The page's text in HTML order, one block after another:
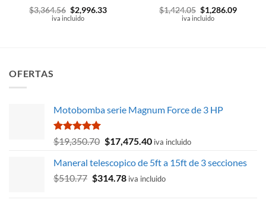
Valorado
con5de 5
$3,364.56 El
precio
$2,996.33El
iva incluido
Valorado
con5de 5
$1,424.05 El
precio
$1,286.09El
iva incluido
OFERTAS
Motobomba serie Magnum Force de 3 HP
Valorado
con
de 5
$19,350.70 El
original
era:
$17,475.40El
actual
es:
iva incluido
Maneral telescopico de 5ft a 15ft de 3 secciones
$510.77 El
$314.78Eliva incluido